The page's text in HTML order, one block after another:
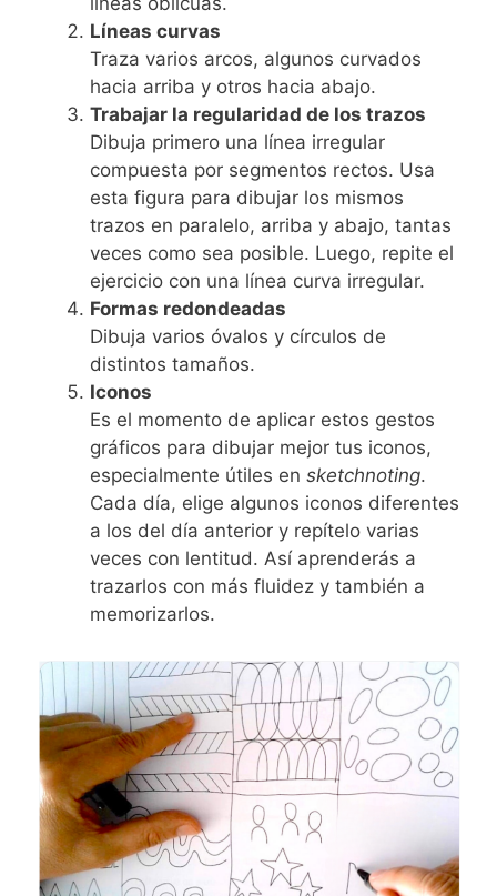
Líneas curvas
Traza varios arcos, algunos curvados
hacia arriba y otros hacia abajo.
Trabajar la regularidad de los trazos
Dibuja primero una línea irregular
compuesta por segmentos rectos. Usa
esta figura para dibujar los mismos
trazos en paralelo, arriba y abajo, tantas
veces como sea posible. Luego, repite el
ejercicio con una línea curva irregular.
Formas redondeadas
Dibuja varios óvalos y círculos de
distintos tamaños.
Iconos
Es el momento de aplicar estos gestos
gráficos para dibujar mejor tus iconos,
especialmente útiles en sketchnoting.
Cada día, elige algunos iconos diferentes
a los del día anterior y repítelo varias
veces con lentitud. Así aprenderás a
trazarlos con más fluidez y también a
memorizarlos.